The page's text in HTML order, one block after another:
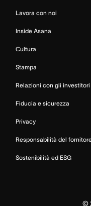
Lavora con noi
Inside Asana
Cultura
Stampa
Relazioni con gli investitori
Fiducia e sicurezza
Privacy
Responsabilità del
Sostenibilità ed ESG
©